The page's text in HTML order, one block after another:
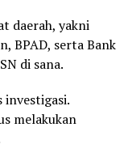
daerah, yakni
BPAD, serta Bank
di sana.
investigasi.
melakukan